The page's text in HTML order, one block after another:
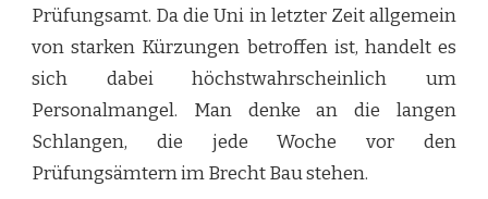
Prüfungsamt. Da die Uni in letzter Zeit allgemein
von starken Kürzungen betroffen ist, handelt es
sich dabei höchstwahrscheinlich um
Personalmangel. Man denke an die langen
Schlangen, die jede Woche vor den
Prüfungsämtern im Brecht Bau stehen.